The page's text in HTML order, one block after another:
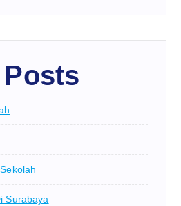
Surabaya